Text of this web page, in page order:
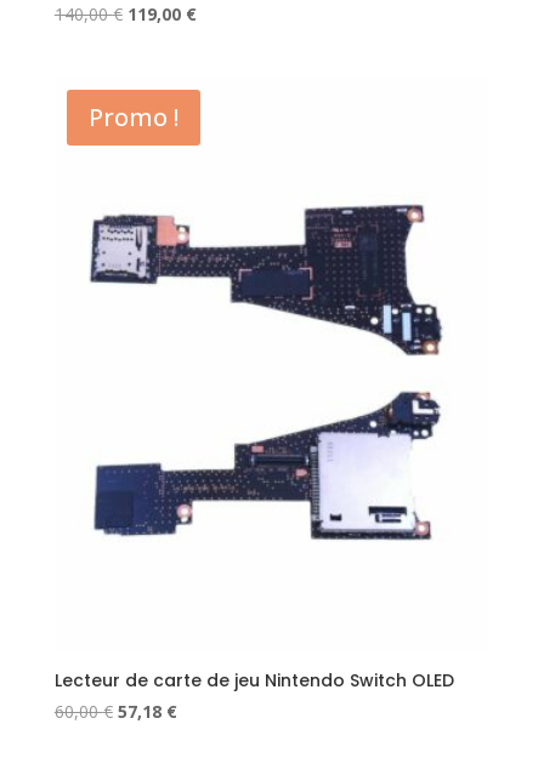
140,00€ Le
était :
140,00 €.
119,00 €Le
est :
Promo !
Lecteur de carte de jeu Nintendo Switch OLED
60,00€ Le
57,18 €Le